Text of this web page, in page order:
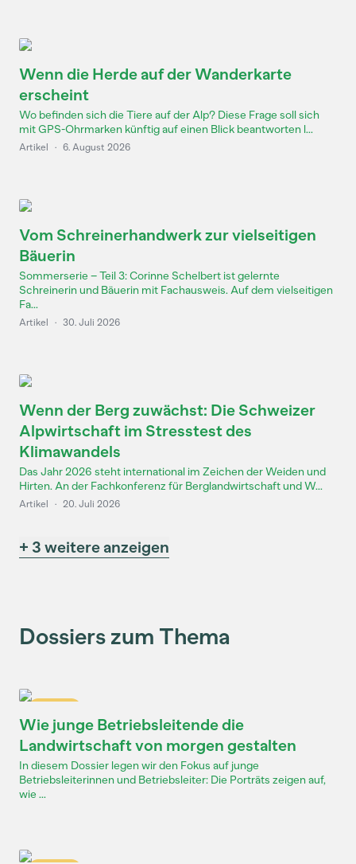
Wenn die Herde auf der Wanderkarte
erscheint
Wo befinden sich die Tiere auf der Alp? Diese Frage soll sich
mit GPS-Ohrmarken künftig auf einen Blick beantworten l...
Artikel · 6. August 2026
Vom Schreinerhandwerk zur vielseitigen
Bäuerin
Sommerserie – Teil 3: Corinne Schelbert ist gelernte
Schreinerin und Bäuerin mit Fachausweis. Auf dem vielseitigen
Fa...
Artikel · 30. Juli 2026
Wenn der Berg zuwächst: Die Schweizer
Alpwirtschaft im Stresstest des
Klimawandels
Das Jahr 2026 steht international im Zeichen der Weiden und
Hirten. An der Fachkonferenz für Berglandwirtschaft und W...
Artikel · 20. Juli 2026
+ 3 weitere anzeigen
Dossiers zum Thema
Wie junge Betriebsleitende die
Landwirtschaft von morgen gestalten
In diesem Dossier legen wir den Fokus auf junge
Betriebsleiterinnen und Betriebsleiter: Die Porträts zeigen auf,
wie ...